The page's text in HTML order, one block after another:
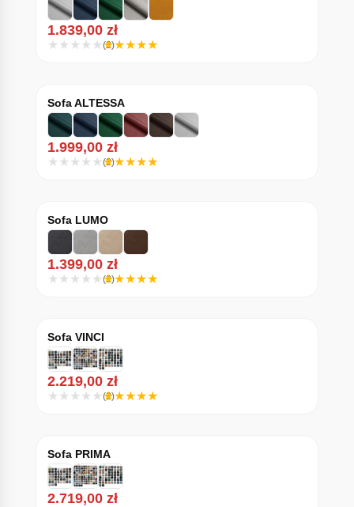
1.839,00 zł
(2)
Sofa ALTESSA
1.999,00 zł
(2)
Sofa LUMO
1.399,00 zł
(2)
Sofa VINCI
2.219,00 zł
(2)
Sofa PRIMA
2.719,00 zł